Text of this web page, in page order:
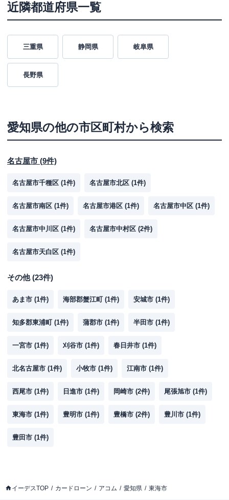
近隣都道府県一覧
三重県 静岡県 岐阜県
長野県
愛知県の他の市区町村から検索
名古屋市 (9件)
名古屋市千種区 (1件) 名古屋市北区 (1件)
名古屋市南区 (1件) 名古屋市港区 (1件) 名古屋市中区 (1件)
名古屋市中川区 (1件) 名古屋市中村区 (2件)
名古屋市天白区 (1件)
その他(23件)
あま市 (1件) 海部郡蟹江町 (1件) 安城市 (1件)
知多郡東浦町 (1件) 蒲郡市 (1件) 半田市 (1件)
一宮市 (1件) 刈谷市 (1件) 春日井市 (1件)
北名古屋市 (1件) 小牧市 (1件) 江南市 (1件)
西尾市 (1件) 日進市 (1件) 岡崎市 (2件) 尾張旭市 (1件)
東海市 (1件) 豊明市 (1件) 豊橋市 (2件) 豊川市 (1件)
豊田市 (1件)
イーデスTOP カードローン アコム 愛知県 東海市